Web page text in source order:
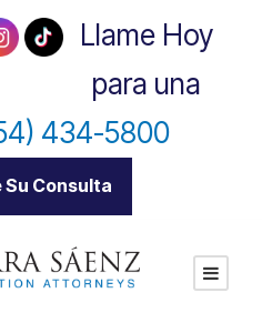
Llame Hoy
para una
434-5800|
Su Consulta